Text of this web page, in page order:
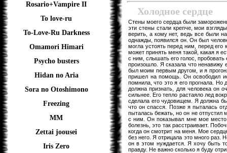
Rosario+Vampire II
To love-ru
To-Love-Ru Darkness
Omamori Himari
Psycho busters
Hidan no Aria
Sora no Otoshimono
Freezing
ММ
Zettai joousei
Iris Zero
Холодное сердце
Стены моего сердца были
эти стены стали крепче, мои
верить, а кому нет, ведь все были
однажды, появился он. Он был
могла устоять перед ним, перед его
может принять меня такой, какая я
с ним, слышать его голос, пробовать
произошло. Я сказала что ненавижу
был моим первым другом, и я
пришел на помощь. Он освободил
помнила, что это я его прогнала.
должна признать, для человека он
сильнее. Его тепло растаяло лед
сделала его чудовищем. Я должна
что он спасся. Позже я пыталась
пыталась бежать, но он не отпустил
с ним. Он показывал мне мое место
болезнь, это так расстраивает.
когда он смотрит на меня. Мое
без него. Я отрицала это много раз.
он в этом нуждается. Я хочу быть
правду. Не важно сколько я буду